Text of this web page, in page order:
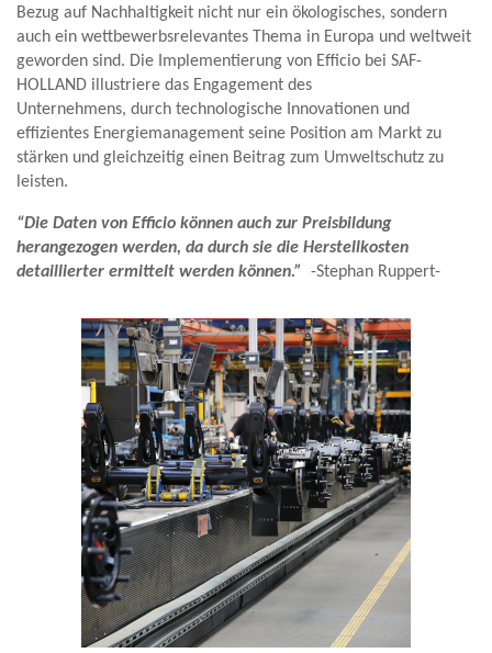
Bezug auf Nachhaltigkeit nicht nur ein ökologisches, sondern
auch ein wettbewerbsrelevantes Thema in Europa und weltweit
geworden sind. Die Implementierung von Efficio bei SAF-
HOLLAND illustriere das Engagement des
Unternehmens, durch technologische Innovationen und
effizientes Energiemanagement seine Position am Markt zu
stärken und gleichzeitig einen Beitrag zum Umweltschutz zu
leisten.
“Die Daten von Efficio können auch zur Preisbildung
herangezogen werden, da durch sie die Herstellkosten
detaillierter ermittelt werden können.”
-Stephan Ruppert-